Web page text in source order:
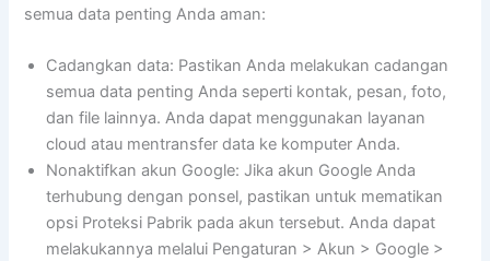
semua data penting Anda aman:
Cadangkan data: Pastikan Anda melakukan cadangan
semua data penting Anda seperti kontak, pesan, foto,
dan file lainnya. Anda dapat menggunakan layanan
cloud atau mentransfer data ke komputer Anda.
Nonaktifkan akun Google: Jika akun Google Anda
terhubung dengan ponsel, pastikan untuk mematikan
opsi Proteksi Pabrik pada akun tersebut. Anda dapat
melakukannya melalui Pengaturan > Akun > Google >